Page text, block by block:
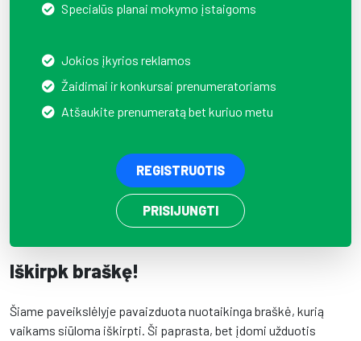
Specialūs planai mokymo įstaigoms
Jokios įkyrios reklamos
Žaidimai ir konkursai prenumeratoriams
Atšaukite prenumeratą bet kuriuo metu
REGISTRUOTIS
PRISIJUNGTI
Iškirpk braškę!
Šiame paveikslėlyje pavaizduota nuotaikinga braškė, kurią
vaikams siūloma iškirpti. Ši paprasta, bet įdomi užduotis